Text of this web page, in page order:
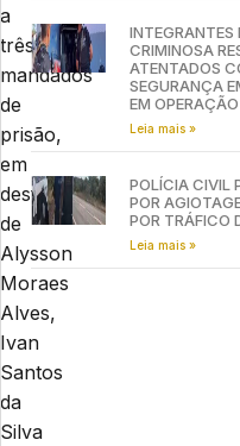
a
três
mandados
de
prisão,
em
desfavor
de
Alysson
Moraes
Alves,
Ivan
Santos
da
Silva
INTEGRANTES
CRIMINOSA
ATENTADOS
SEGURANÇA
EM
Leia mais »
POLÍCIA CIVIL
POR
POR TRÁFICO
Leia mais »